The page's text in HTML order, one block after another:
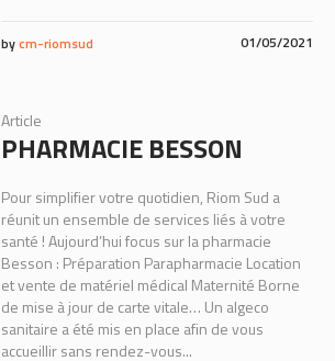
01/05/2021
bycm-riomsud
Article
PHARMACIE BESSON
Pour simplifier votre quotidien, Riom Sud a
réunit un ensemble de services liés à votre
santé ! Aujourd’hui focus sur la pharmacie
Besson : Préparation Parapharmacie Location
et vente de matériel médical Maternité Borne
de mise à jour de carte vitale… Un algeco
sanitaire a été mis en place afin de vous
accueillir sans rendez-vous...